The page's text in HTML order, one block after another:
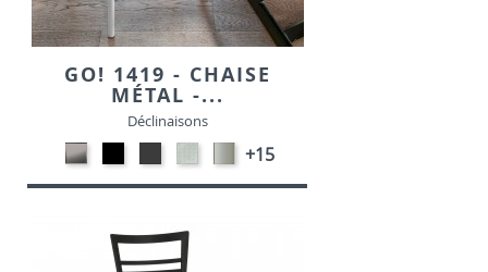
GO! 1419 - CHAISE
MÉTAL -...
Déclinaisons
CARBON
LOOK-
SIMILI
noir
opaque
P15
gris
opaque
P16
SONOR
ALU-
SIMILI
Métal
satiné
-
+15